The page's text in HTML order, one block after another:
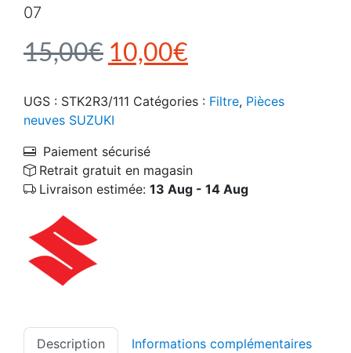
15,00€ Le prix initial était :
10,00€
07
UGS : STK2R3/111 Catégories : Filtre, Pièces
neuves SUZUKI
Paiement sécurisé
Retrait gratuit en magasin
Livraison estimée: 13 Aug - 14 Aug
Description Informations complémentaires